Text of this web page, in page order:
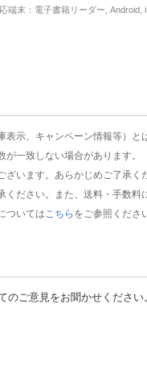
端末：電子書籍リーダー, Android,
示、キャンペーン情報等）と
一致しない場合があります。
います。あらかじめご了承く
ださい。また、送料・手数料
ついては こちら をご参照くださ
ご意見をお聞かせください